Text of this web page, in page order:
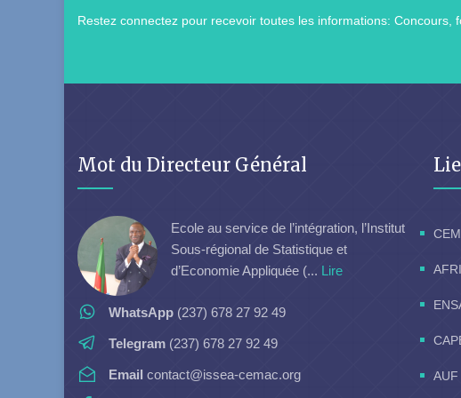
Restez connectez pour recevoir toutes les informations: Concours,
Mot du Directeur Général
Ecole au service de l’intégration, l’Institut
Sous-régional de Statistique et
d’Economie Appliquée (... Lire
WhatsApp (237) 678 27 92 49
Telegram (237) 678 27 92 49
Email contact@issea-cemac.org AUF